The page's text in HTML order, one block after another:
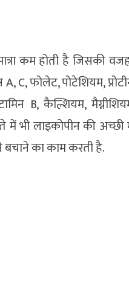
कम होती है जिसकी
A, C, फोलेट, पोटेशियम,
B, कैल्शियम,
में भी लाइकोपीन की अच्छी
का काम करती है.